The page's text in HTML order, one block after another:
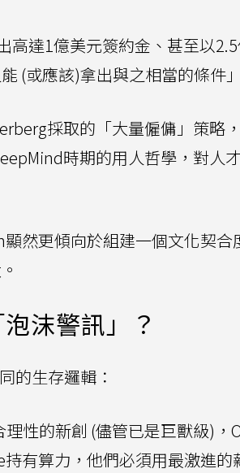
高達1億美元簽約金、甚至以
(或應該)拿出與之相當的條件
採取的「大量僱傭」策略
時期的用人哲學，對人
然更傾向於組建一個文化契合
沫警訊」？
的生存邏輯：
性的新創 (儘管已是巨獸級)，
有算力，他們必須用最激進的